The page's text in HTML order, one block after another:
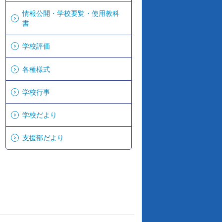
情報公開・学校要覧・使用教科
書
学校評価
各種様式
学校行事
学校だより
支援部だより